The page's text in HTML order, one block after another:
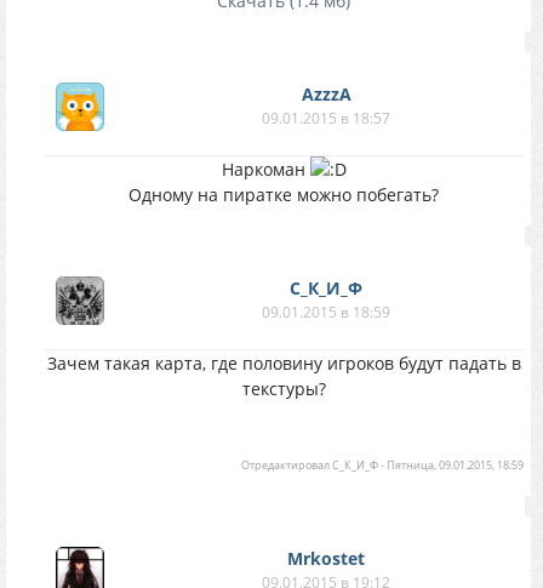
AzzzA
09.01.2015 в 18:57
Наркоман
Одному на пиратке можно побегать?
С_К_И_Ф
09.01.2015 в 18:59
Зачем такая карта, где половину игроков будут падать в
текстуры?
ОтредактировалС_К_И_Ф- Пятница, 09.01.2015, 18:59
Mrkostet
09.01.2015 в 19:12